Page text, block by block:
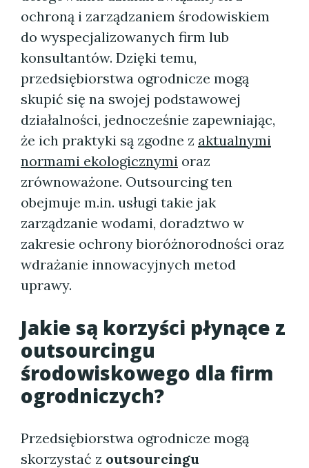
ochroną i zarządzaniem środowiskiem
do wyspecjalizowanych firm lub
konsultantów. Dzięki temu,
przedsiębiorstwa ogrodnicze mogą
skupić się na swojej podstawowej
działalności, jednocześnie zapewniając,
że ich praktyki są zgodne z aktualnymi
normami ekologicznymi oraz
zrównoważone. Outsourcing ten
obejmuje m.in. usługi takie jak
zarządzanie wodami, doradztwo w
zakresie ochrony bioróżnorodności oraz
wdrażanie innowacyjnych metod
uprawy.
Jakie są korzyści płynące z
outsourcingu
środowiskowego dla firm
ogrodniczych?
Przedsiębiorstwa ogrodnicze mogą
skorzystać z outsourcingu